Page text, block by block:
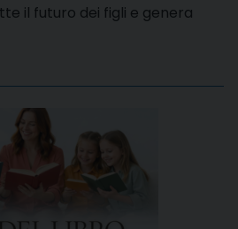
il futuro dei figli e genera